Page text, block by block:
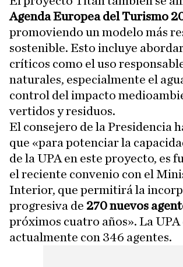
Agenda Europea del Turismo
promoviendo un modelo más
sostenible. Esto incluye
críticos como el uso
naturales, especialmente el
control del impacto
vertidos y residuos.
El consejero de la Presidencia
que «para potenciar la
de la UPA en este proyecto, es
el reciente convenio con el
Interior, que permitirá la
progresiva de 270 nuevos
próximos cuatro años». La UPA
actualmente con 346 agentes.